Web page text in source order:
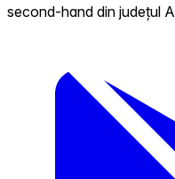
second-hand din județul